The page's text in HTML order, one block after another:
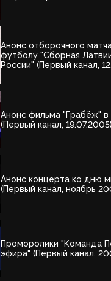
Анонс отборочного
футболу "Сборная
России" (Первый канал,
Анонс фильма "Грабёж" в
(Первый канал, 19.07.2005)
Анонс концерта ко дню
(Первый канал, ноябрь
Проморолики "Команда
эфира" (Первый канал,